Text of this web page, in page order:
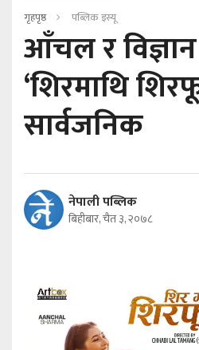
गृहपृष्ठ पब्लिक इस्यू
आँचल र
‘शिरमाथि
सार्वजनिक
नेपाली पब्लिक
बिहीबार, चैत ३, २०७८